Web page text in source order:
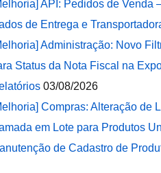
API: Pedidos de Venda
de Entrega e
Administração: Novo
Status da Nota Fiscal na
03/08/2026
Compras: Alteração de
em Lote para Produtos
de Cadastro de